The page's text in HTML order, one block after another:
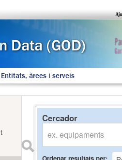
Entitats, àrees i serveis
Cercador
Ordenar resultats per